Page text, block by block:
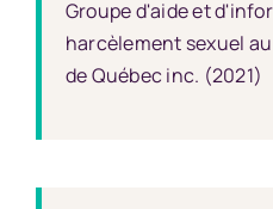
Groupe d'aide et
harcèlement sexuel
de Québec inc. (2021)